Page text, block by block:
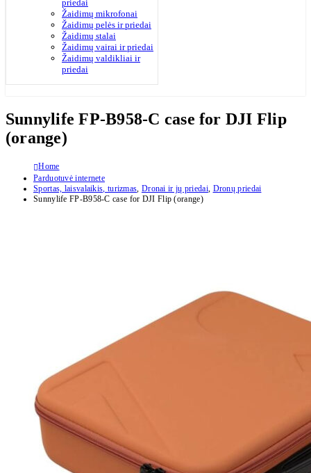
priedai
Žaidimų mikrofonai
Žaidimų pelės ir priedai
Žaidimų stalai
Žaidimų vairai ir priedai
Žaidimų valdikliai ir
priedai
Sunnylife FP-B958-C case for DJI Flip
(orange)
Home
Parduotuvė internete
Sportas, laisvalaikis, turizmas, Dronai ir jų priedai, Dronų priedai
Sunnylife FP-B958-C case for DJI Flip (orange)